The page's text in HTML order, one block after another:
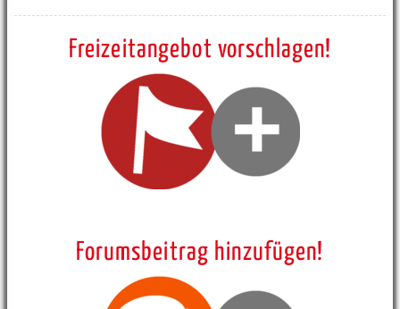
Freizeitangebot vorschlagen!
Forumsbeitrag hinzufügen!